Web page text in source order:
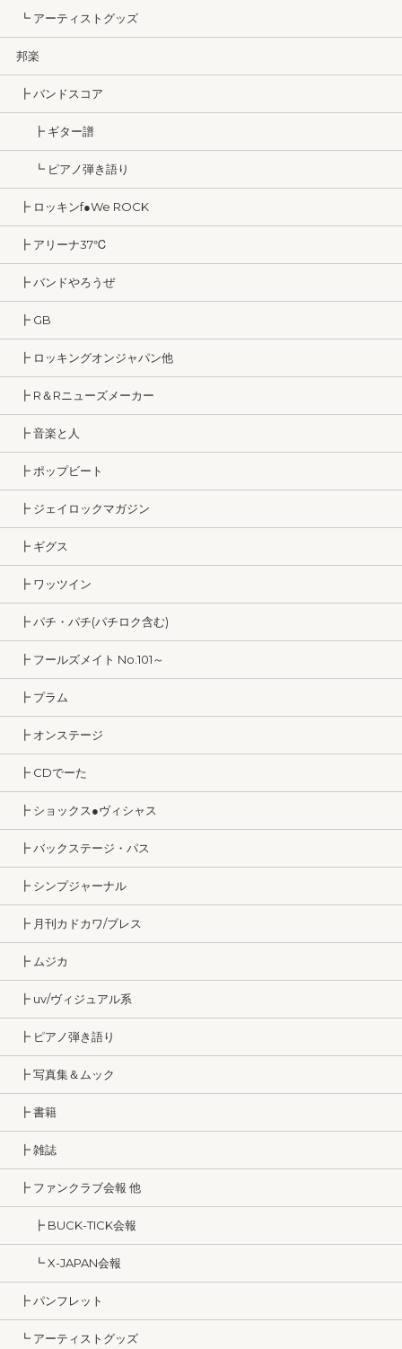
┗ アーティストグッズ
邦楽
┣ バンドスコア
┣ ギター譜
┗ ピアノ弾き語り
┣ ロッキンf●We ROCK
┣ アリーナ37℃
┣ バンドやろうぜ
┣ GB
┣ ロッキングオンジャパン他
┣ R＆Rニューズメーカー
┣ 音楽と人
┣ ポップビート
┣ ジェイロックマガジン
┣ ギグス
┣ ワッツイン
┣ パチ・パチ(パチロク含む)
┣ フールズメイト No.101～
┣ プラム
┣ オンステージ
┣ CDでーた
┣ ショックス●ヴィシャス
┣ バックステージ・パス
┣ シンプジャーナル
┣ 月刊カドカワ/ブレス
┣ ムジカ
┣ uv/ヴィジュアル系
┣ ピアノ弾き語り
┣ 写真集＆ムック
┣ 書籍
┣ 雑誌
┣ ファンクラブ会報 他
┣ BUCK-TICK会報
┗ X-JAPAN会報
┣ パンフレット
┗ アーティストグッズ